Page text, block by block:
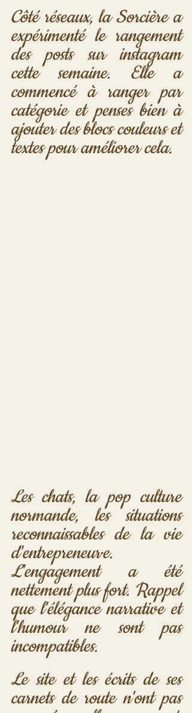
Côté réseaux, la Sorcière a
expérimenté le rangement
des posts sur instagram
cette semaine. Elle a
commencé à ranger par
catégorie et penses bien à
ajouter des blocs couleurs et
textes pour améliorer cela.
Les chats, la pop culture
normande, les situations
reconnaissables de la vie
d'entrepreneur·e.
L'engagement a été
nettement plus fort. Rappel
que l'élégance narrative et
l'humour ne sont pas
incompatibles.
Le site et les écrits de ses
carnets de route n'ont pas